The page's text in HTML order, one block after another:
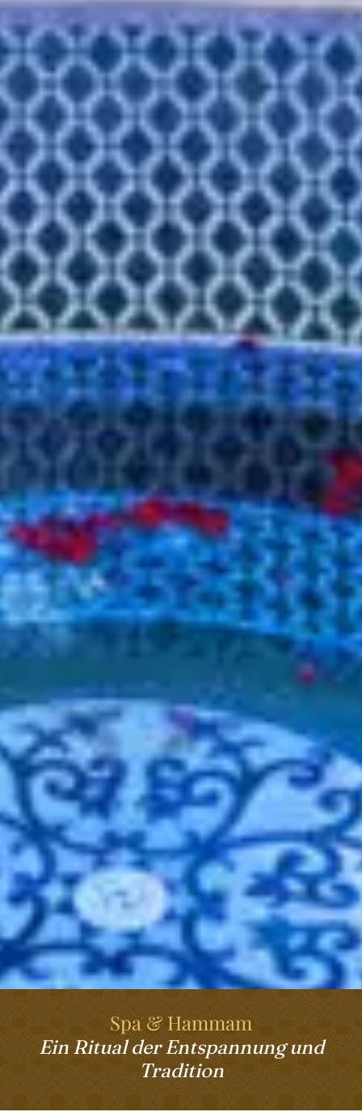
Spa & Hammam
Ein Ritual der Entspannung und
Tradition